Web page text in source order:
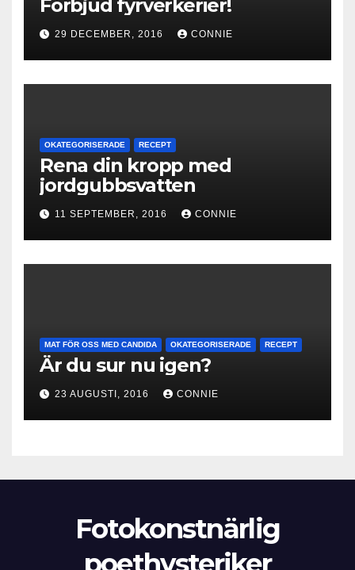
Förbjud fyrverkerier!
29 DECEMBER, 2016 CONNIE
OKATEGORISERADE RECEPT
Rena din kropp med
jordgubbsvatten
11 SEPTEMBER, 2016 CONNIE
MAT FÖR OSS MED CANDIDA OKATEGORISERADE RECEPT
Är du sur nu igen?
23 AUGUSTI, 2016 CONNIE
Fotokonstnärlig